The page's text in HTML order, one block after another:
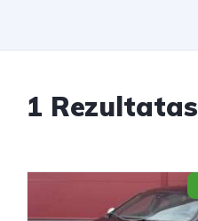
1 Rezultatas